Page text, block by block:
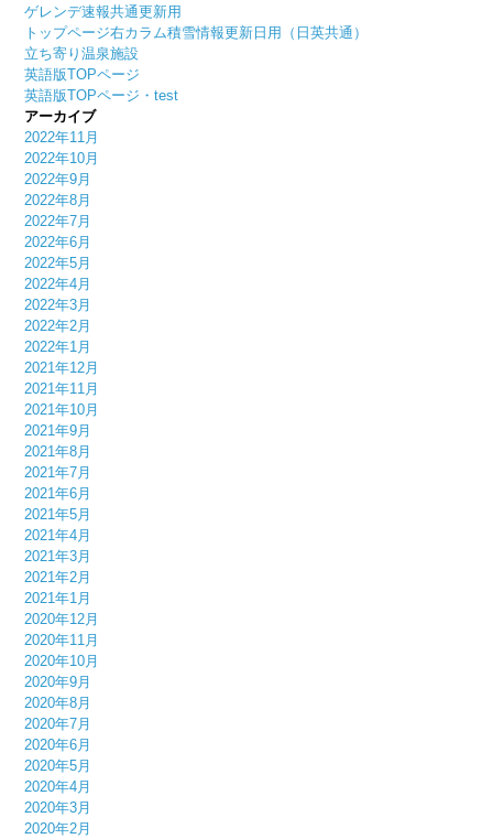
ゲレンデ速報共通更新用
トップページ右カラム積雪情報更新日用（日英共通）
立ち寄り温泉施設
英語版TOPページ
英語版TOPページ・test
アーカイブ
2022年11月
2022年10月
2022年9月
2022年8月
2022年7月
2022年6月
2022年5月
2022年4月
2022年3月
2022年2月
2022年1月
2021年12月
2021年11月
2021年10月
2021年9月
2021年8月
2021年7月
2021年6月
2021年5月
2021年4月
2021年3月
2021年2月
2021年1月
2020年12月
2020年11月
2020年10月
2020年9月
2020年8月
2020年7月
2020年6月
2020年5月
2020年4月
2020年3月
2020年2月